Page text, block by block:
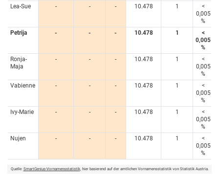
Lea-Sue
- - - 10.478 1
<
0,005
%
Petrija
- - - 10.478 1
<
0,005
%
Ronja-
Maja
- - - 10.478 1
<
0,005
%
Vabienne
- - - 10.478 1
<
0,005
%
Ivy-Marie
- - - 10.478 1
<
0,005
%
Nujen
- - - 10.478 1
<
0,005
%
Quelle: SmartGenius-Vornamensstatistik, hier basierend auf der amtlichen Vornamensstatistik von Statistik Austria.